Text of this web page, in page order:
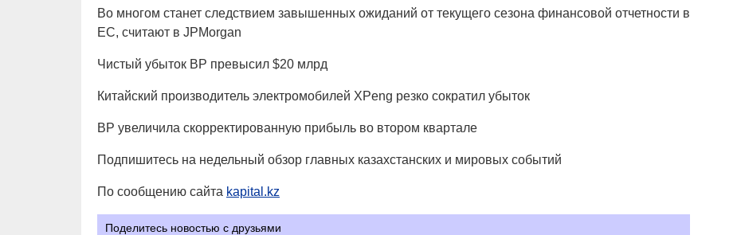
Во многом станет следствием завышенных ожиданий от текущего сезона финансовой отчетности в
ЕС, считают в JPMorgan
Чистый убыток BP превысил $20 млрд
Китайский производитель электромобилей XPeng резко сократил убыток
BP увеличила скорректированную прибыль во втором квартале
Подпишитесь на недельный обзор главных казахстанских и мировых событий
По сообщению сайта kapital.kz
Поделитесь новостью с друзьями